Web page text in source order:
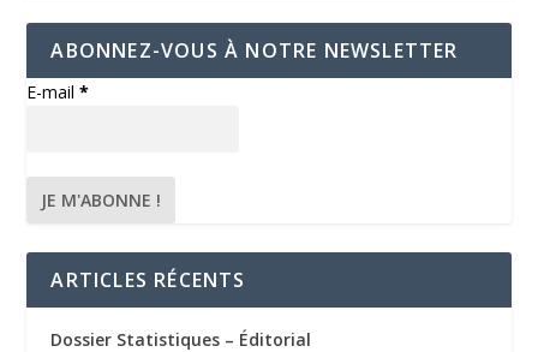
ABONNEZ-VOUS À NOTRE NEWSLETTER
E-mail*
ARTICLES RÉCENTS
Dossier Statistiques – Éditorial